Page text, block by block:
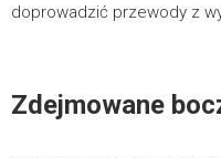
doprowadzić przewody z
Zdejmowane